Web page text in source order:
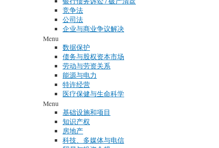
竞争法
公司法
企业与商业争议解决
Menu
数据保护
债务与股权资本市场
劳动与劳资关系
能源与电力
特许经营
医疗保健与生命科学
Menu
基础设施和项目
知识产权
房地产
科技、多媒体与电信